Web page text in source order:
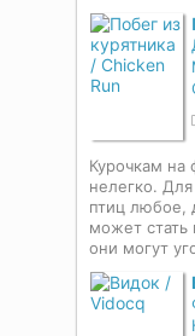
Курочкам на
нелегко.
птиц любое,
может стать
они могут